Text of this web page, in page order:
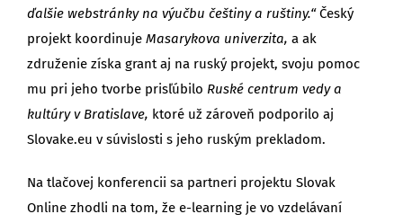
ďalšie webstránky na výučbu češtiny a ruštiny.“Český
projekt koordinuje Masarykova univerzita, a ak
združenie získa grant aj na ruský projekt, svoju pomoc
mu pri jeho tvorbe prisľúbilo Ruské centrum vedy a
kultúry v Bratislave, ktoré už zároveň podporilo aj
Slovake.eu v súvislosti s jeho ruským prekladom.
Na tlačovej konferencii sa partneri projektu Slovak
Online zhodli na tom, že e-learning je vo vzdelávaní